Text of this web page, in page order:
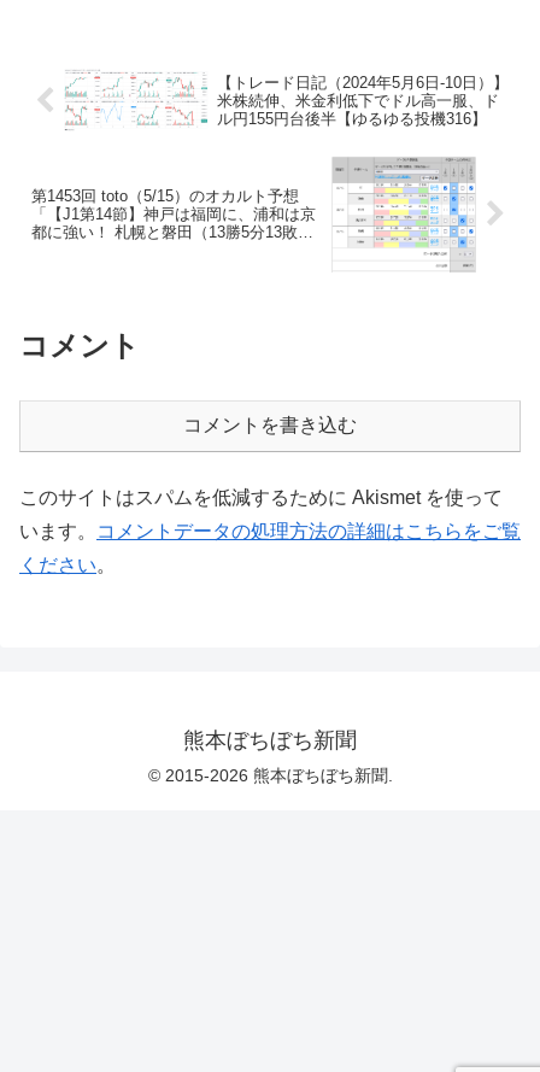
【トレード日記（2024年5月6日-10日）】
米株続伸、米金利低下でドル高一服、ド
ル円155円台後半【ゆるゆる投機316】
第1453回 toto（5/15）のオカルト予想
「【J1第14節】神戸は福岡に、浦和は京
都に強い！ 札幌と磐田（13勝5分13敗）
コメント
コメントを書き込む
このサイトはスパムを低減するために Akismet を使って
います。
コメントデータの処理方法の詳細はこちらをご覧
ください。
熊本ぼちぼち新聞
© 2015-2026 熊本ぼちぼち新聞.